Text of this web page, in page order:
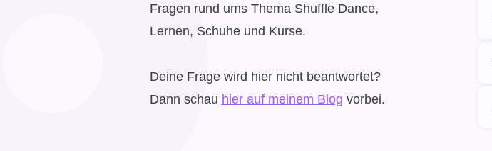
Fragen rund ums Thema Shuffle Dance,
Lernen, Schuhe und Kurse.
Deine Frage wird hier nicht beantwortet?
Dann schau hier auf meinem Blog vorbei.